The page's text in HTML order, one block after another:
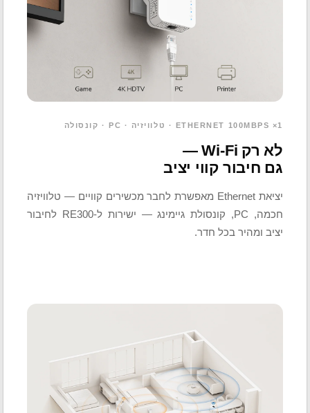
1× ETHERNET 100MBPS · טלוויזיה · PC · קונסולה
לא רק Wi-Fi —
גם חיבור קווי יציב
יציאת Ethernet מאפשרת לחבר מכשירים קוויים — טלוויזיה
חכמה, PC, קונסולת גיימינג — ישירות ל-RE300 לחיבור
יציב ומהיר בכל חדר.